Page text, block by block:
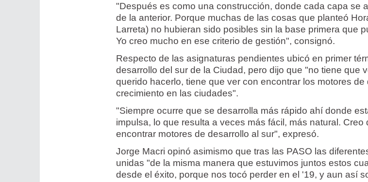
"Después es como una construcción, donde cada capa se
de la anterior. Porque muchas de las cosas que planteó
Larreta) no hubieran sido posibles sin la base primera que
Yo creo mucho en ese criterio de gestión", consignó.
Respecto de las asignaturas pendientes ubicó en primer
desarrollo del sur de la Ciudad, pero dijo que "no tiene que
querido hacerlo, tiene que ver con encontrar los motores de
crecimiento en las ciudades".
"Siempre ocurre que se desarrolla más rápido ahí donde
impulsa, lo que resulta a veces más fácil, más natural. Creo
encontrar motores de desarrollo al sur", expresó.
Jorge Macri opinó asimismo que tras las PASO las
unidas "de la misma manera que estuvimos juntos estos
desde el éxito, porque nos tocó perder en el '19, y aun así